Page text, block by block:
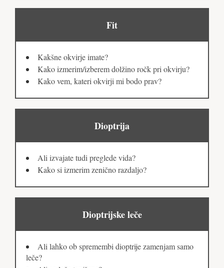
Fit
Kakšne okvirje imate?
Kako izmerim/izberem dolžino ročk pri okvirju?
Kako vem, kateri okvirji mi bodo prav?
Dioptrija
Ali izvajate tudi preglede vida?
Kako si izmerim zenično razdaljo?
Dioptrijske leče
Ali lahko ob spremembi dioptrije zamenjam samo
leče?